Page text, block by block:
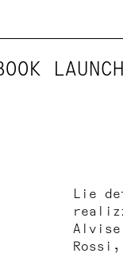
Lie
Rossi,